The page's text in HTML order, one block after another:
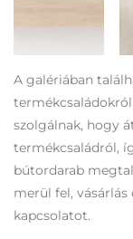
A galériában
szolgálnak, hogy
termékcsaládról,
bútordarab
merül fel,
kapcsolatot.